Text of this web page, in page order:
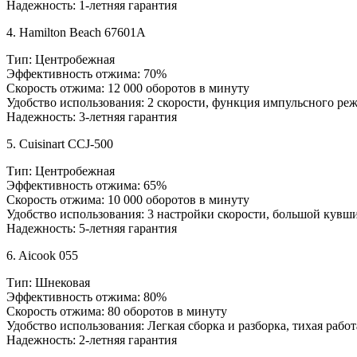
Надежность: 1-летняя гарантия
4. Hamilton Beach 67601A
Тип: Центробежная
Эффективность отжима: 70%
Скорость отжима: 12 000 оборотов в минуту
Удобство использования: 2 скорости, функция импульсного
Надежность: 3-летняя гарантия
5. Cuisinart CCJ-500
Тип: Центробежная
Эффективность отжима: 65%
Скорость отжима: 10 000 оборотов в минуту
Удобство использования: 3 настройки скорости, большой
Надежность: 5-летняя гарантия
6. Aicook 055
Тип: Шнековая
Эффективность отжима: 80%
Скорость отжима: 80 оборотов в минуту
Удобство использования: Легкая сборка и разборка, тихая
Надежность: 2-летняя гарантия